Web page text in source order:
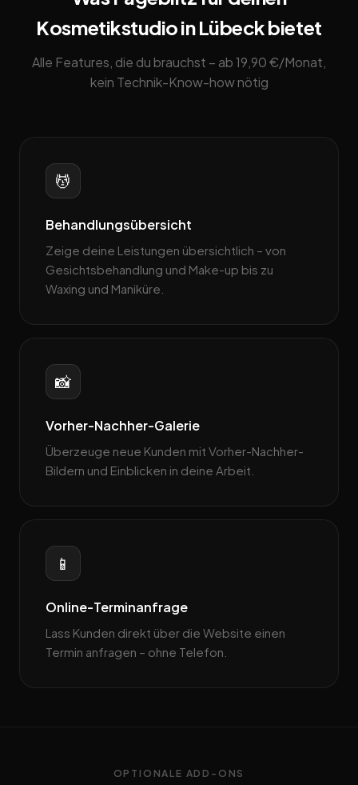
Kosmetikstudio in Lübeck bietet
Alle Features, die du brauchst – ab 19,90 €/Monat,
kein Technik-Know-how nötig
💆
Behandlungsübersicht
Zeige deine Leistungen übersichtlich – von
Gesichtsbehandlung und Make-up bis zu
Waxing und Maniküre.
📸
Vorher-Nachher-Galerie
Überzeuge neue Kunden mit Vorher-Nachher-
Bildern und Einblicken in deine Arbeit.
📱
Online-Terminanfrage
Lass Kunden direkt über die Website einen
Termin anfragen – ohne Telefon.
OPTIONALE ADD-ONS